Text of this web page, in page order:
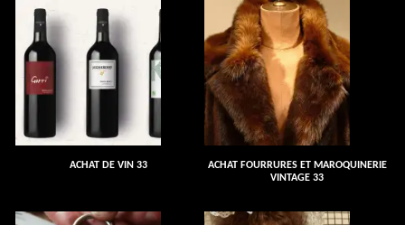
ACHAT DE VIN 33
ACHAT FOURRURES ET MAROQUINERIE
VINTAGE 33